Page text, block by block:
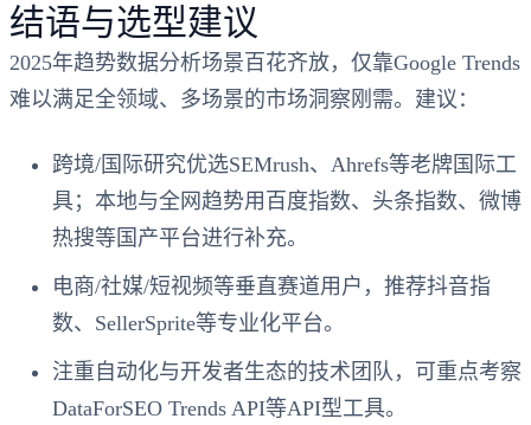
结语与选型建议
2025年趋势数据分析场景百花齐放，仅靠Google Trends
难以满足全领域、多场景的市场洞察刚需。建议：
跨境/国际研究优选SEMrush、Ahrefs等老牌国际工
具；本地与全网趋势用百度指数、头条指数、微博
热搜等国产平台进行补充。
电商/社媒/短视频等垂直赛道用户，推荐抖音指
数、SellerSprite等专业化平台。
注重自动化与开发者生态的技术团队，可重点考察
DataForSEO Trends API等API型工具。